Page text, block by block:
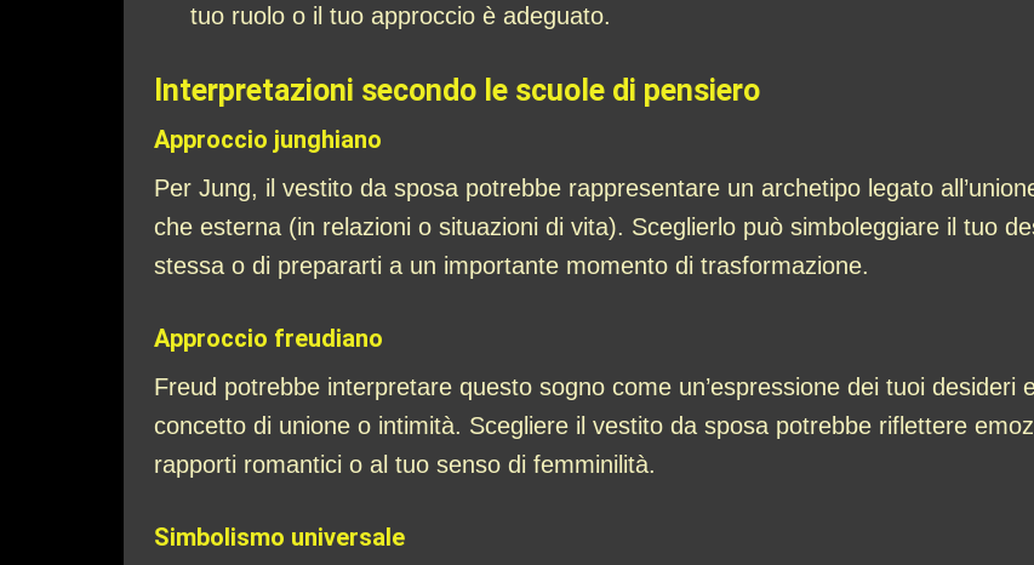
tuo ruolo o il tuo approccio è adeguato.
Interpretazioni secondo le scuole di pensiero
Approccio junghiano
Per Jung, il vestito da sposa potrebbe rappresentare un archetipo legato
che esterna (in relazioni o situazioni di vita). Sceglierlo può simboleggiare il tuo
stessa o di prepararti a un importante momento di trasformazione.
Approccio freudiano
Freud potrebbe interpretare questo sogno come un’espressione dei tuoi desideri
concetto di unione o intimità. Scegliere il vestito da sposa potrebbe riflettere
rapporti romantici o al tuo senso di femminilità.
Simbolismo universale